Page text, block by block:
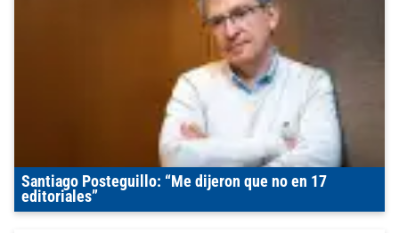
Santiago Posteguillo: “Me dijeron que no en 17
editoriales”